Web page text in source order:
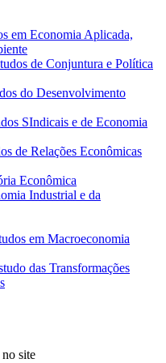
em Economia Aplicada,
de Conjuntura e Política
do Desenvolvimento
SIndicais e de Economia
de Relações Econômicas
Econômica
Industrial e da
em Macroeconomia
das Transformações
site